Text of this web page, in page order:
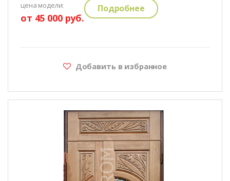
цена модели:
от 45 000 руб.
Подробнее
Добавить в избранное